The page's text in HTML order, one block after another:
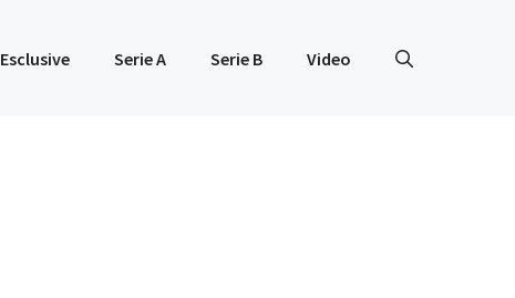
Esclusive Serie A Serie B Video